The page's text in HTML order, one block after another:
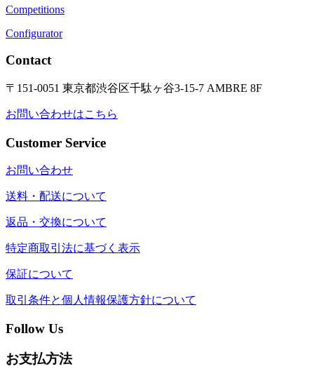
Competitions
Configurator
Contact
〒151-0051 東京都渋谷区千駄ヶ谷3-15-7 AMBRE 8F
お問い合わせはこちら
Customer Service
お問い合わせ
送料・配送について
返品・交換について
特定商取引法に基づく表示
保証について
取引条件と個人情報保護方針について
Follow Us
お支払方法